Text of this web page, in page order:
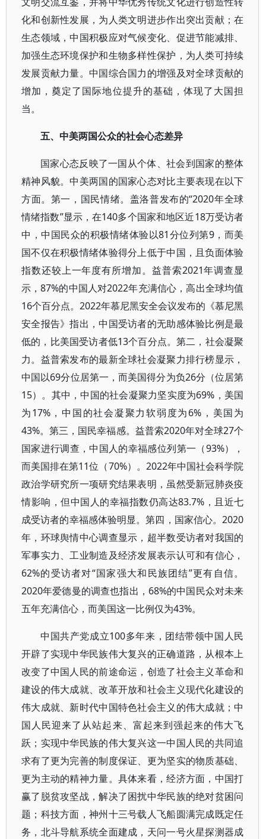
化和创新性发展，为人类文明进步作出突出贡献；在
生态领域，中国积极应对气候变化、促进节能减排、
加强生态环境保护和生物多样性保护，为人类可持续
发展贡献力量。中国综合国力的增强及对全球贡献的
增加，奠定了国际地位提升的基础，体现了大国担
当。
五、中美两国公众的社会心态差异
国家心态反映了一国从个体、社会到国家的整体
精神风貌。中美两国的国家心态对比主要表现在以下
方面。第一，国民情绪。盖洛普发布的“2020年全球
情绪指数”显示，在140多个国家和地区近18万受访者
中，中国民众的积极情绪体验以81分位列第9，而美
国不仅在积极情绪体验得分上低于中国，且负面体验
指数还较上一年度有所增加。益普索2021年调查显
示，87%的中国人对2022年充满信心，高出全球均值
16个百分点。2022年慕尼黑安全会议发布的《慕尼黑
安全报告》指出，中国受访者的无助感体验比例是最
低的，比美国受访者低13个百分点。第二，社会凝聚
力。益普索发布的最新全球社会凝聚力排行榜显示，
中国以69分位居第一，而美国得分为负26分（位居第
15）。其中，中国的社会凝聚力坚实度为69%，美国
为17%，中国的社会凝聚力软弱度为6%，美国为
43%。第三，国民幸福感。益普索2020年对全球27个
国家进行调查，中国人的幸福感位列第一（93%），
而美国排在第11位（70%）。2022年中国社会科学院
政治学研究所一项研究结果表明，虽然受新冠肺炎疫
情影响，但中国人的幸福指数仍高达83.7%，且近七
成受访者的幸福感体验明显。第四，国家信心。2020
年，环球舆情中心调查显示，超半数受访者对我国的
军事实力、工业制造及经济发展表示认可和有信心，
62%的受访者对“国家强大和民族团结”更有自信。
2020年爱德曼的调查也指出，68%的中国民众对未来
五年充满信心，而美国这一比例仅为43%。
中国共产党成立100多年来，团结带领中国人民
开辟了实现中华民族伟大复兴的正确道路，从根本上
改变了中国人民的前途命运，创造了社会主义革命和
建设的伟大成就、改革开放和社会主义现代化建设的
伟大成就、新时代中国特色社会主义的伟大成就；中
国人民迎来了从站起来、富起来到强起来的伟大飞
跃；实现中华民族的伟大复兴这一中国人民的共同追
求有了更为完善的制度保证、更为坚实的物质基础、
更为主动的精神力量。具体来看，经济方面，中国打
赢了脱贫攻坚战，解决了困扰中华民族的绝对贫困问
题；科技方面，神州十三号载人飞船圆满完成既定任
务，北斗导航系统全面建成，天问一号火星探测器成